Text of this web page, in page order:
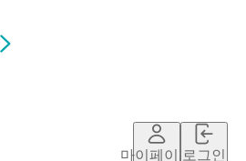
마이페이지로그인